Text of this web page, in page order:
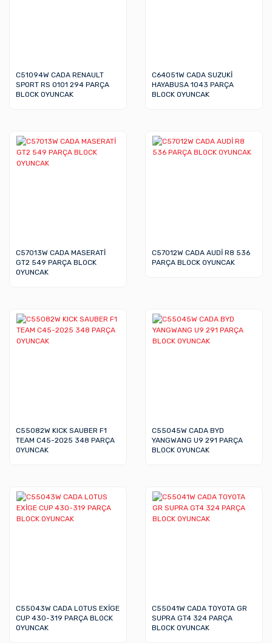
C51094W CADA RENAULT
SPORT RS 0101 294 PARÇA
BLOCK OYUNCAK
C64051W CADA SUZUKİ
HAYABUSA 1043 PARÇA
BLOCK OYUNCAK
C57013W CADA MASERATİ
GT2 549 PARÇA BLOCK
OYUNCAK
C57012W CADA AUDİ R8 536
PARÇA BLOCK OYUNCAK
C55082W KICK SAUBER F1
TEAM C45-2025 348 PARÇA
OYUNCAK
C55045W CADA BYD
YANGWANG U9 291 PARÇA
BLOCK OYUNCAK
C55043W CADA LOTUS EXİGE
CUP 430-319 PARÇA BLOCK
OYUNCAK
C55041W CADA TOYOTA GR
SUPRA GT4 324 PARÇA
BLOCK OYUNCAK